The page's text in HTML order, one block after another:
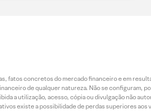
fatos concretos do mercado financeiro e em
de qualquer natureza. Não se configuram,
a utilização, acesso, cópia ou divulgação não
existe a possibilidade de perdas superiores